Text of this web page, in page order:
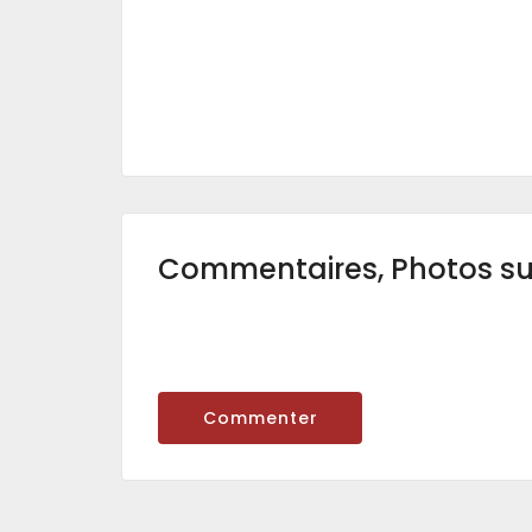
Commentaires, Photos
Commenter